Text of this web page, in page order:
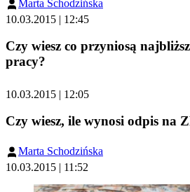
Marta Schodzińska
10.03.2015 | 12:45
Czy wiesz co przyniosą
pracy?
10.03.2015 | 12:05
Czy wiesz, ile wynosi odpis na
Marta Schodzińska
10.03.2015 | 11:52